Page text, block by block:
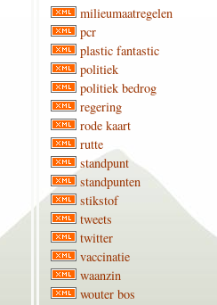
milieumaatregelen
pcr
plastic fantastic
politiek
politiek bedrog
regering
rode kaart
rutte
standpunt
standpunten
stikstof
tweets
twitter
vaccinatie
waanzin
wouter bos